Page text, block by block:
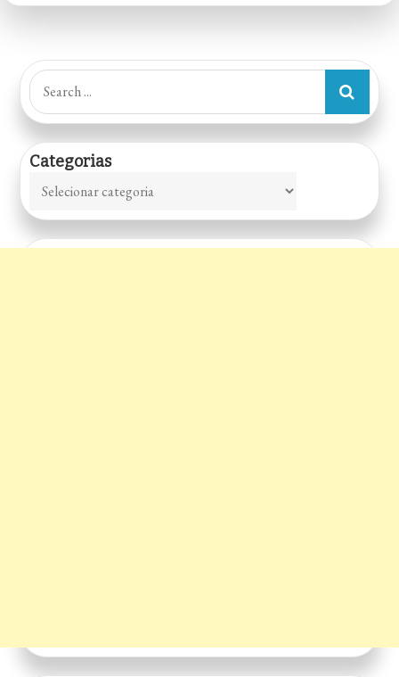
Leopoldina
Search
for:
Categorias
Categorias